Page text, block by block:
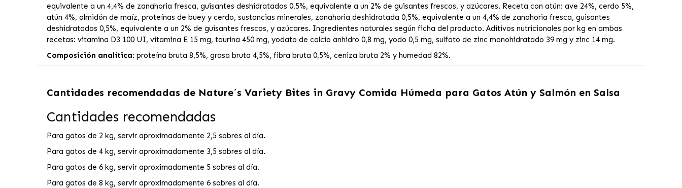
equivalente a un 4,4% de zanahoria fresca, guisantes deshidratados 0,5%, equivalente a un 2% de guisantes frescos, y azúcares. Receta con atún: ave 24%, cerdo 5%,
atún 4%, almidón de maíz, proteínas de buey y cerdo, sustancias minerales, zanahoria deshidratada 0,5%, equivalente a un 4,4% de zanahoria fresca, guisantes
deshidratados 0,5%, equivalente a un 2% de guisantes frescos, y azúcares. Ingredientes naturales según ficha del producto. Aditivos nutricionales por kg en ambas
recetas: vitamina D3 100 UI, vitamina E 15 mg, taurina 450 mg, yodato de calcio anhidro 0,8 mg, yodo 0,5 mg, sulfato de zinc monohidratado 39 mg y zinc 14 mg.
Composición analítica: proteína bruta 8,5%, grasa bruta 4,5%, fibra bruta 0,5%, ceniza bruta 2% y humedad 82%.
Cantidades recomendadas de Nature´s Variety Bites in Gravy Comida Húmeda para Gatos Atún y Salmón en Salsa
Cantidades recomendadas
Para gatos de 2 kg, servir aproximadamente 2,5 sobres al día.
Para gatos de 4 kg, servir aproximadamente 3,5 sobres al día.
Para gatos de 6 kg, servir aproximadamente 5 sobres al día.
Para gatos de 8 kg, servir aproximadamente 6 sobres al día.